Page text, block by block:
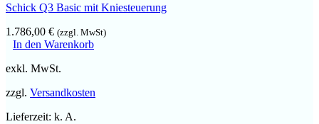
Schick Q3 Basic mit Kniesteuerung
1.786,00 € (zzgl. MwSt)
In den Warenkorb
exkl. MwSt.
zzgl. Versandkosten
Lieferzeit: k. A.